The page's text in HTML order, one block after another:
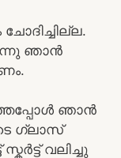
ഞാൻ
ഞാൻ
ഗ്ലാസ്
വലിച്ചു